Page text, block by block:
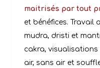
maitrisés par tout
et bénéfices. Travail
mudra, dristi et
cakra,
air, sans air et